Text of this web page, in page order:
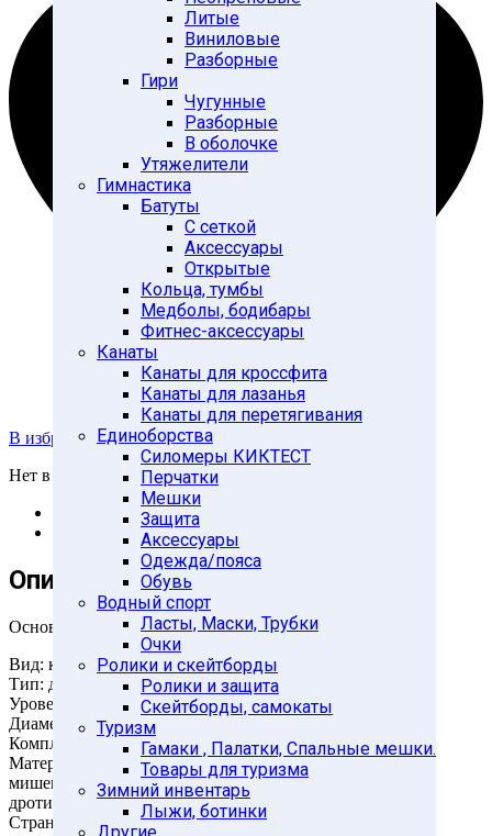
Литые
Виниловые
Разборные
Гири
Чугунные
Разборные
В оболочке
Утяжелители
Гимнастика
Батуты
С сеткой
Аксессуары
Открытые
Кольца, тумбы
Медболы, бодибары
Фитнес-аксессуары
Канаты
Канаты для кроссфита
Канаты для лазанья
Канаты для перетягивания
Единоборства
Силомеры КИКТЕСТ
Перчатки
Мешки
Защита
Аксессуары
Одежда/пояса
Обувь
Водный спорт
Ласты, Маски, Трубки
Очки
Ролики и скейтборды
Ролики и защита
Скейтборды, самокаты
Туризм
Гамаки , Палатки, Спальные мешки.
Товары для туризма
Зимний инвентарь
Лыжи, ботинки
В избранное
Нет в наличии
Описание
Основные характеристики
Вид: классический
Тип: двухсторонний
Уровень: любительский
Диаметр: 15′ (38 см)
Комплектность: мишень, дротики – 6шт
Материал:
мишень: прессованная бумага
дротики: полипропилен, сталь
Страна-производитель: Китай